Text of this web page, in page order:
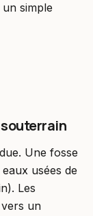
simple
souterrain
Une fosse
usées de
Les
un